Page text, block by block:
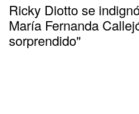
Ricky Diotto se
María Fernanda
sorprendido"